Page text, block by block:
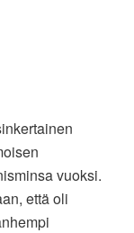
vuoksi.
että oli